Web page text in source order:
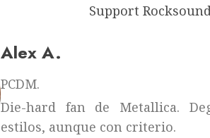
Support
Alex A.
PCDM.
Die-hard fan de Metallica.
estilos, aunque con criterio.